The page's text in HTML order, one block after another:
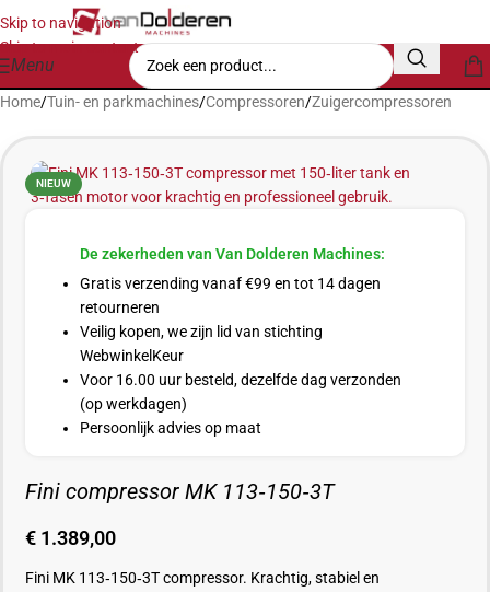
Skip to navigation
Skip to main content
Menu
Home/Tuin- en parkmachines/Compressoren/Zuigercompressoren
NIEUW
De zekerheden van Van Dolderen Machines:
Gratis verzending vanaf €99 en tot 14 dagen
retourneren
Veilig kopen, we zijn lid van stichting
WebwinkelKeur
Voor 16.00 uur besteld, dezelfde dag verzonden
(op werkdagen)
Persoonlijk advies op maat
Fini compressor MK 113‑150‑3T
€ 1.389,00
Fini MK 113‑150‑3T compressor. Krachtig, stabiel en